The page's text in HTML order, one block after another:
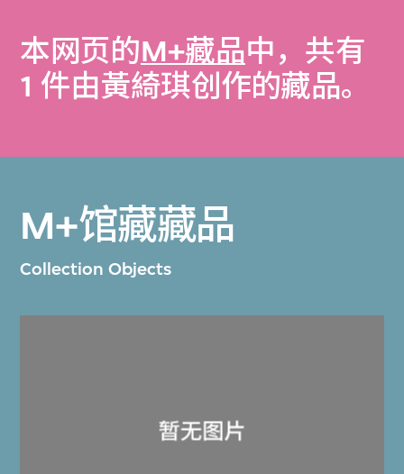
本网页的M+藏品中，共有
1 件由黃綺琪创作的藏品。
M+馆藏藏品
Collection Objects